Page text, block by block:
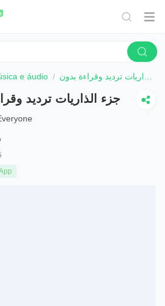
e áudio جزء الذاريات ترديد وقراءة بدون
جزء الذاريات ترديد